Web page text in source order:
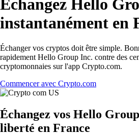
Échangez Hello
instantanément en
Échanger vos cryptos doit être simple.
rapidement Hello Group Inc. contre des
cryptomonnaies sur l'app Crypto.com.
Commencer avec Crypto.com
Échangez vos Hello
liberté en France